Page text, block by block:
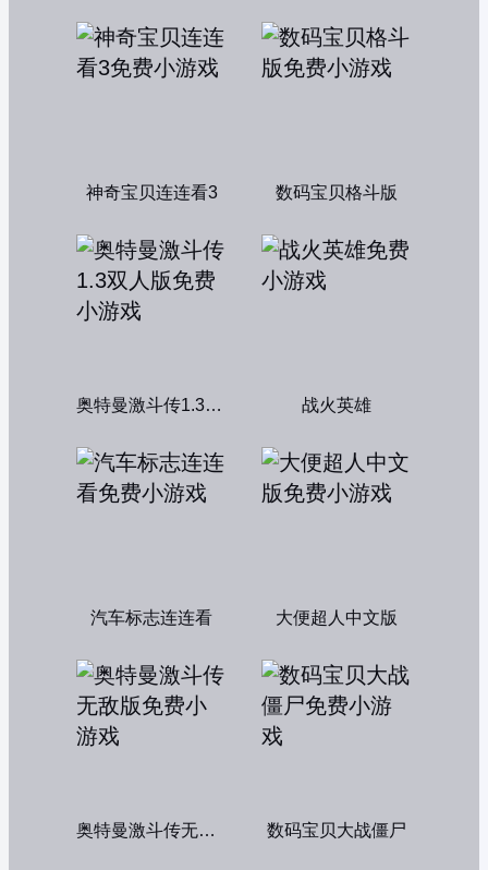
神奇宝贝连连看3 数码宝贝格斗版
奥特曼激斗传1.3双人版 战火英雄
汽车标志连连看 大便超人中文版
奥特曼激斗传无敌版 数码宝贝大战僵尸